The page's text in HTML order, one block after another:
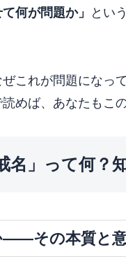
何が問題か」
とい
これが問題になっ
めば、あなたもこ
名」って何？
――その本質と